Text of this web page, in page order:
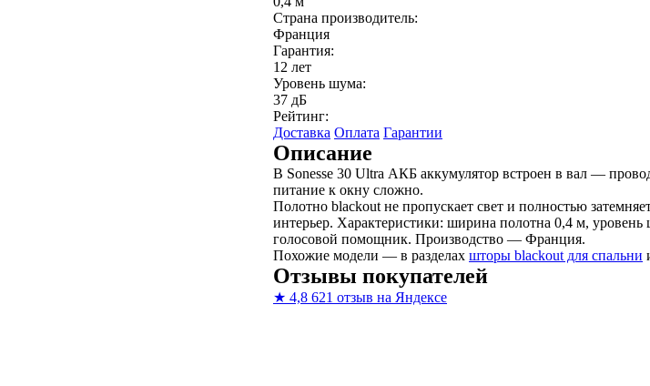
Страна производитель:
Франция
Гарантия:
12 лет
Уровень шума:
37 дБ
Рейтинг:
Доставка Оплата Гарантии
Описание
В Sonesse 30 Ultra АКБ аккумулятор встроен в вал —
питание к окну сложно.
Полотно blackout не пропускает свет и полностью
интерьер. Характеристики: ширина полотна 0,4 м,
голосовой помощник. Производство — Франция.
Похожие модели — в разделах шторы blackout для спальни
Отзывы покупателей
★ 4,8 621 отзыв на Яндексе